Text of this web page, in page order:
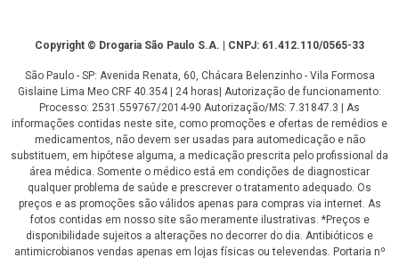
CopyrightCopyright © Drogaria São Paulo S.A. | CNPJ: 61.412.110/0565-33
São Paulo - SP: Avenida Renata, 60, Chácara Belenzinho - Vila Formosa
Gislaine Lima Meo CRF 40.354 | 24 horas| Autorização de funcionamento:
Processo: 2531.559767/2014-90 Autorização/MS: 7.31847.3 | As
informações contidas neste site, como promoções e ofertas de remédios e
medicamentos, não devem ser usadas para automedicação e não
substituem, em hipótese alguma, a medicação prescrita pelo profissional da
área médica. Somente o médico está em condições de diagnosticar
qualquer problema de saúde e prescrever o tratamento adequado. Os
preços e as promoções são válidos apenas para compras via internet. As
fotos contidas em nosso site são meramente ilustrativas. *Preços e
disponibilidade sujeitos a alterações no decorrer do dia. Antibióticos e
antimicrobianos vendas apenas em lojas físicas ou televendas. Portaria nº